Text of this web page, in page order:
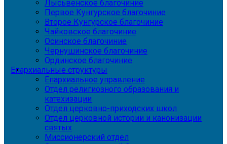
Лысьвенское благочиние
Первое Кунгурское благочиние
Второе Кунгурское благочиние
Чайковское благочиние
Осинское благочиние
Чернушинское благочиние
Ординское благочиние
Епархиальные структуры
Епархиальное управление
Отдел религиозного образования и
катехизации
Отдел церковно-приходских школ
Отдел церковной истории и канонизации
святых
Миссионерский отдел